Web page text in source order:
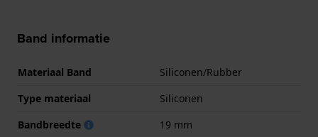
Band informatie
Materiaal Band
Siliconen/Rubber
Type materiaal
Siliconen
Bandbreedte
19 mm